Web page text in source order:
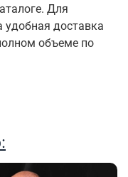
Для
удобная доставка
объеме по